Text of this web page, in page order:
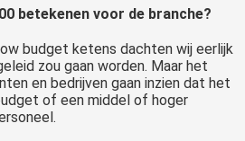
betekenen voor de branche?
budget ketens dachten wij eerlijk
zou gaan worden. Maar het
en bedrijven gaan inzien dat het
of een middel of hoger